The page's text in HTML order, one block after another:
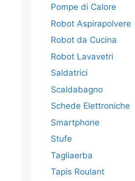
Pompe di Calore
Robot Aspirapolvere
Robot da Cucina
Robot Lavavetri
Saldatrici
Scaldabagno
Schede Elettroniche
Smartphone
Stufe
Tagliaerba
Tapis Roulant